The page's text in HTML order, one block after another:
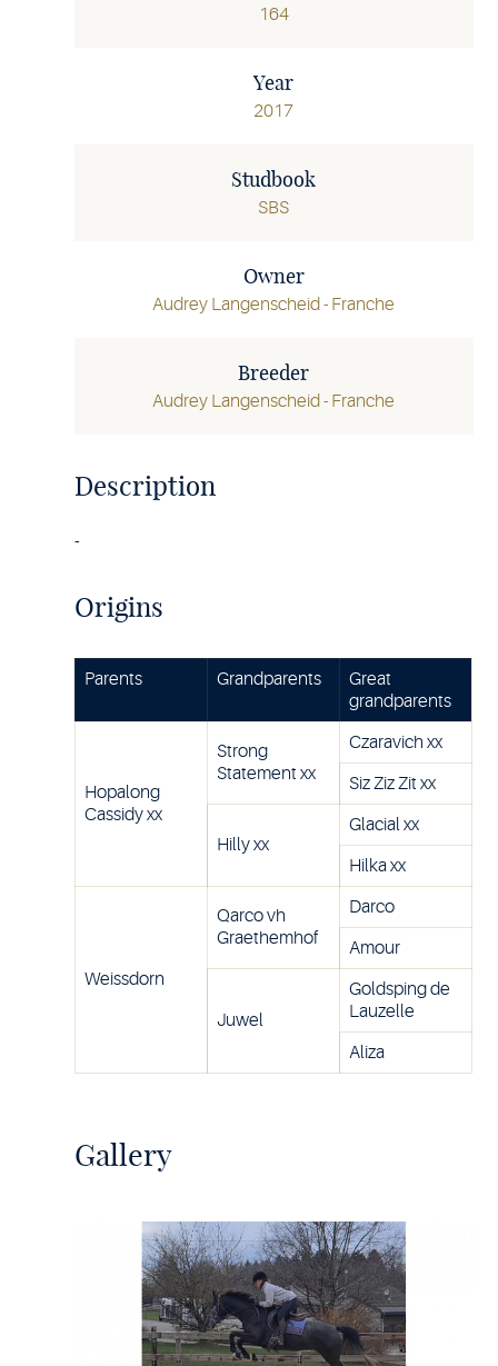
164
Year
2017
Studbook
SBS
Owner
Audrey Langenscheid - Franche
Breeder
Audrey Langenscheid - Franche
Description
-
Origins
Parents Grandparents
Great
grandparents
Hopalong
Cassidy xx
Strong
Statement xx
Czaravich xx
Siz Ziz Zit xx
Hilly xx
Glacial xx
Hilka xx
Weissdorn
Qarco vh
Graethemhof
Darco
Amour
Juwel
Goldsping de
Lauzelle
Aliza
Gallery